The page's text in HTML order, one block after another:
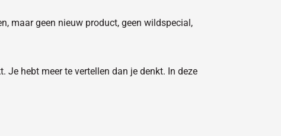
maar geen nieuw product, geen wildspecial,
hebt meer te vertellen dan je denkt. In deze